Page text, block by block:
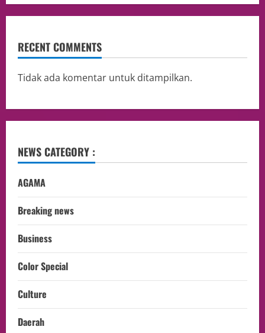
RECENT COMMENTS
Tidak ada komentar untuk ditampilkan.
NEWS CATEGORY :
AGAMA
Breaking news
Business
Color Special
Culture
Daerah